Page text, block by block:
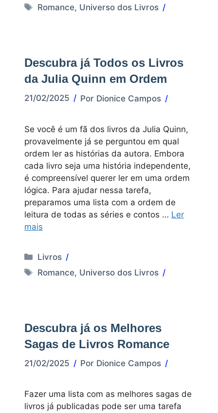
Tags
Romance, Universo dos Livros
Descubra já Todos os Livros
da Julia Quinn em Ordem
21/02/2025 Por Dionice Campos
Se você é um fã dos livros da Julia Quinn,
provavelmente já se perguntou em qual
ordem ler as histórias da autora. Embora
cada livro seja uma história independente,
é compreensível querer ler em uma ordem
lógica. Para ajudar nessa tarefa,
preparamos uma lista com a ordem de
leitura de todas as séries e contos … Ler
mais
Categorias
Livros
Tags
Romance, Universo dos Livros
Descubra já os Melhores
Sagas de Livros Romance
21/02/2025 Por Dionice Campos
Fazer uma lista com as melhores sagas de
livros já publicadas pode ser uma tarefa